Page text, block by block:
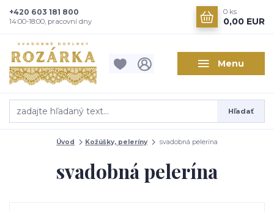
Menu
Hľadať
+420 603 181 800
14:00-18:00, pracovní dny
0 ks
0,00 EUR
Úvod Kožúšky, peleríny svadobná pelerína
svadobná pelerína